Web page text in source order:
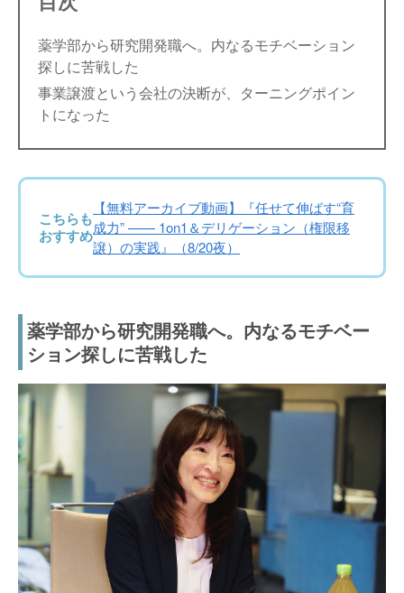
薬学部から研究開発職へ。内なるモチベーション
探しに苦戦した
事業譲渡という会社の決断が、ターニングポイン
トになった
こちらも
おすすめ
【無料アーカイブ動画】『任せて伸ばす“育
成力” —— 1on1＆デリゲーション（権限移
譲）の実践』（8/20夜）
薬学部から研究開発職へ。内なるモチベー
ション探しに苦戦した